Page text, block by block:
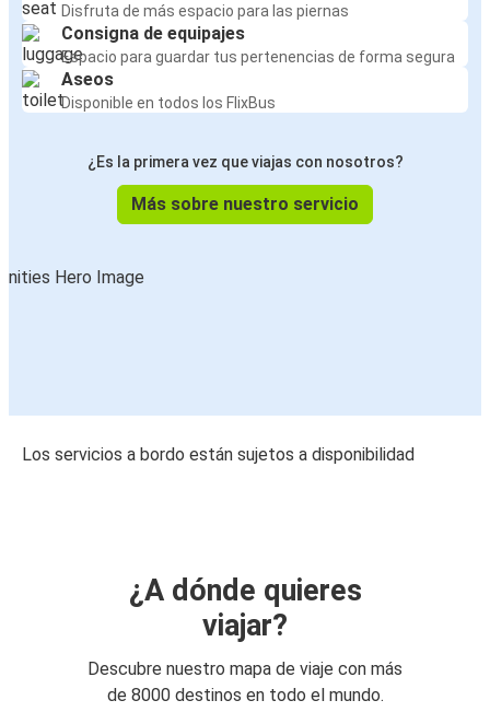
Disfruta de más espacio para las piernas
Consigna de equipajes
Espacio para guardar tus pertenencias de forma segura
Aseos
Disponible en todos los FlixBus
¿Es la primera vez que viajas con nosotros?
Más sobre nuestro servicio
Los servicios a bordo están sujetos a disponibilidad
¿A dónde quieres
viajar?
Descubre nuestro mapa de viaje con más
de 8000 destinos en todo el mundo.